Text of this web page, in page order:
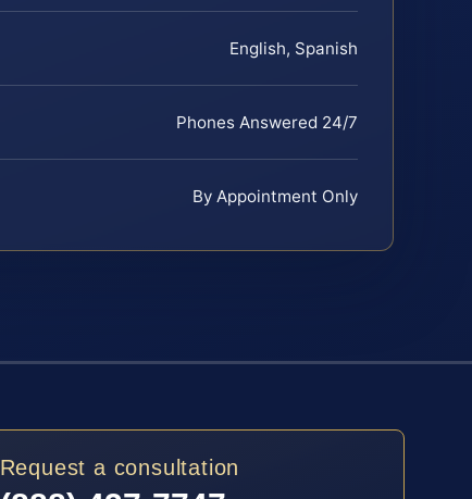
English, Spanish
Phones Answered 24/7
By Appointment Only
Request a consultation